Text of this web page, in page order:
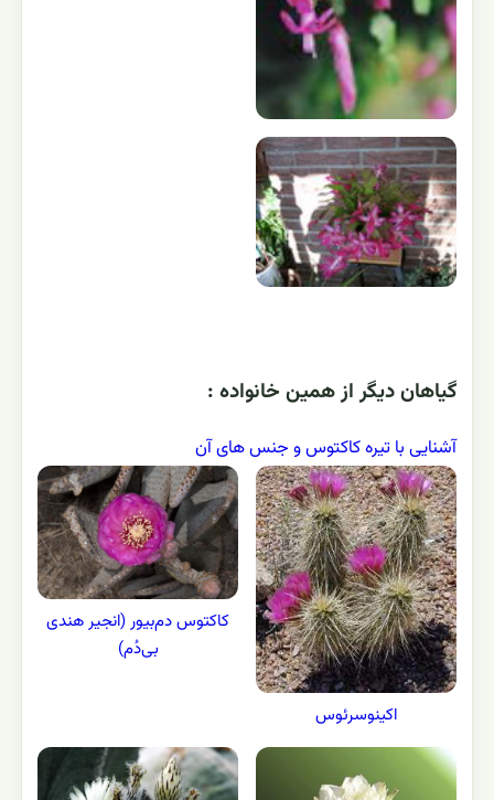
گياهان ديگر از همين خانواده :
آشنایی با تیره کاکتوس و جنس های آن
اکینوسرئوس
کاکتوس دم‌بیور (انجیر هندی
بی‌دُم)